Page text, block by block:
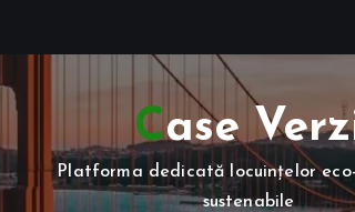
Case
Platforma dedicată locuințelor
sustenabile